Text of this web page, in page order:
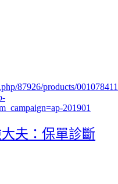
87926/products/
201901
夫：保單診斷